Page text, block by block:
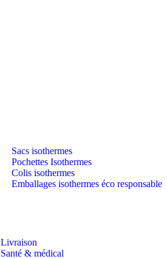
Sacs isothermes
Pochettes Isothermes
Colis isothermes
Emballages isothermes éco responsable
Livraison
Santé & médical